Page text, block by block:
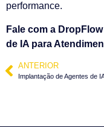
performance.
Fale com a
de IA para
ANTERIOR